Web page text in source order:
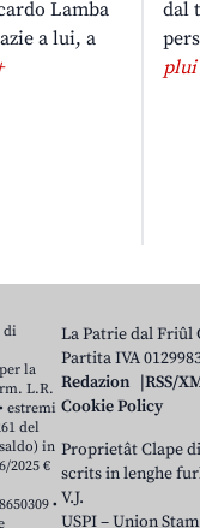
Lamba
a lui, a
dal
plui
La Patrie dal
Partita IVA
Redazion
RSS/
Cookie Policy
Proprietât Clape
scrits in lenghe
V.J.
USPI – Union
di
la
L.R.
estremi
del
in
2025 €
•